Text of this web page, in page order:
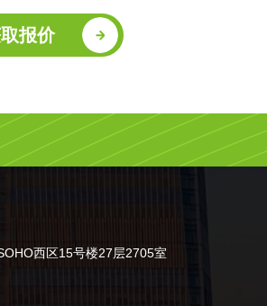
报价
西区15号楼27层2705室